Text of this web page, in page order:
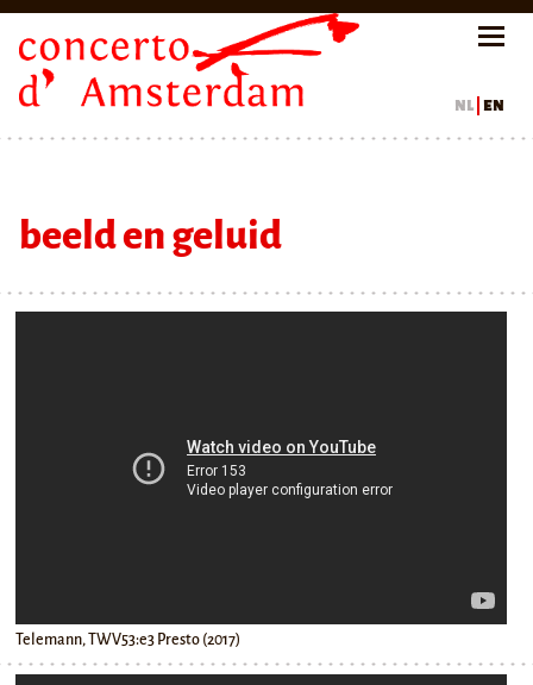
nl en
beeld en geluid
Telemann, TWV53:e3 Presto (2017)